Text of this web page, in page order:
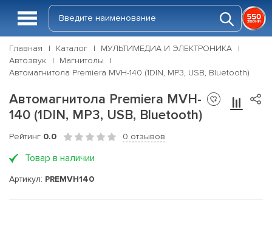
Главная Каталог
МУЛЬТИМЕДИА И ЭЛЕКТРОНИКА
Автозвук
Магнитолы
Автомагнитола Premiera MVH-140 (1DIN, MP3, USB, Bluetooth)
Автомагнитола Premiera MVH-
140 (1DIN, MP3, USB, Bluetooth)
Рейтинг 0.0 0 отзывов
Товар в наличии
Артикул: PREMVH140